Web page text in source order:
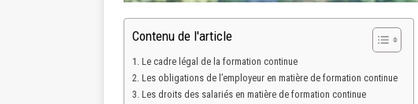
Contenu de l'article
Le cadre légal de la formation continue
Les obligations de l’employeur en matière de formation continue
Les droits des salariés en matière de formation continue